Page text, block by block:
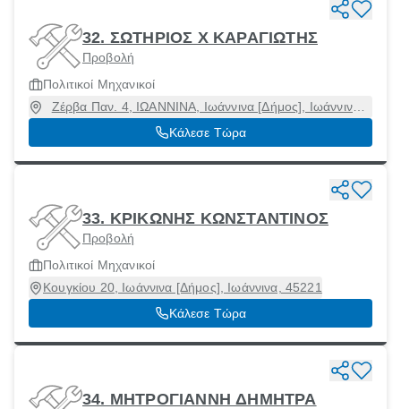
32. ΣΩΤΗΡΙΟΣ Χ ΚΑΡΑΓΙΩΤΗΣ
Προβολή
Πολιτικοί Μηχανικοί
Ζέρβα Παν. 4, ΙΩΑΝΝΙΝΑ, Ιωάννινα [Δήμος], Ιωάννινα,
45332
Κάλεσε Τώρα
33. ΚΡΙΚΩΝΗΣ ΚΩΝΣΤΑΝΤΙΝΟΣ
Προβολή
Πολιτικοί Μηχανικοί
Κουγκίου 20, Ιωάννινα [Δήμος], Ιωάννινα, 45221
Κάλεσε Τώρα
34. ΜΗΤΡΟΓΙΑΝΝΗ ΔΗΜΗΤΡΑ